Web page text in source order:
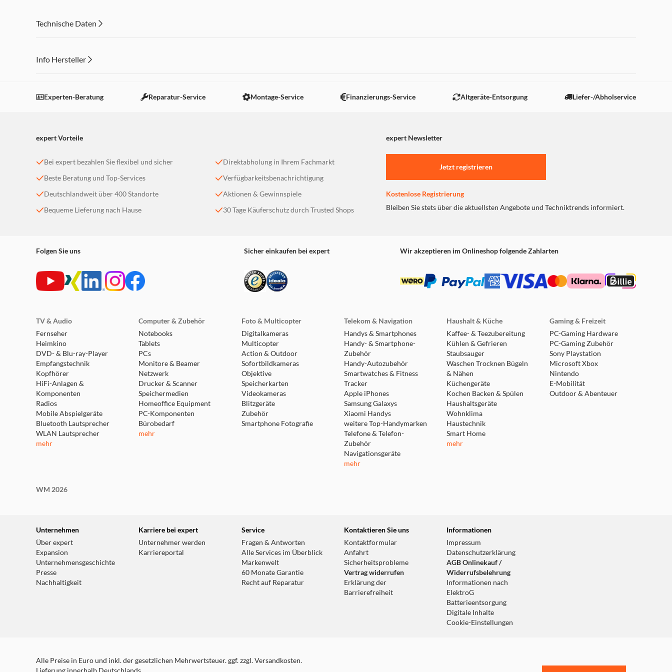
Angeschlossene Geräte sind nicht mehr geschützt
Technische Daten
Info Hersteller
Einstellungen anpassen
Experten-Beratung Reparatur-Service Montage-Service Finanzierungs-Service Altgeräte-Entsorgung Liefer-/Abholservice
expert Vorteile expert Newsletter
Bei expert bezahlen Sie flexibel und sicher
Beste Beratung und Top-Services
Deutschlandweit über 400 Standorte
Bequeme Lieferung nach Hause
Direktabholung in Ihrem Fachmarkt
Verfügbarkeitsbenachrichtigung
Aktionen & Gewinnspiele
30 Tage Käuferschutz durch Trusted Shops
Jetzt registrieren
Kostenlose Registrierung
Bleiben Sie stets über die aktuellsten Angebote und Techniktrends informiert.
Folgen Sie uns Sicher einkaufen bei expert Wir akzeptieren im Onlineshop folgende Zahlarten
TV & Audio
Fernseher
Heimkino
DVD- & Blu-ray-Player
Empfangstechnik
Kopfhörer
HiFi-Anlagen &
Komponenten
Radios
Mobile Abspielgeräte
Bluetooth Lautsprecher
WLAN Lautsprecher
mehr
Computer & Zubehör
Notebooks
Tablets
PCs
Monitore & Beamer
Netzwerk
Drucker & Scanner
Speichermedien
Homeoffice Equipment
PC-Komponenten
Bürobedarf
mehr
Foto & Multicopter
Digitalkameras
Multicopter
Action & Outdoor
Sofortbildkameras
Objektive
Speicherkarten
Videokameras
Blitzgeräte
Zubehör
Smartphone Fotografie
Telekom & Navigation
Handys & Smartphones
Handy- & Smartphone-
Zubehör
Handy-Autozubehör
Smartwatches & Fitness
Tracker
Apple iPhones
Samsung Galaxys
Xiaomi Handys
weitere Top-Handymarken
Telefone & Telefon-
Zubehör
Navigationsgeräte
mehr
Haushalt & Küche
Kaffee- & Teezubereitung
Kühlen & Gefrieren
Staubsauger
Waschen Trocknen Bügeln
& Nähen
Küchengeräte
Kochen Backen & Spülen
Haushaltsgeräte
Wohnklima
Haustechnik
Smart Home
mehr
Gaming & Freizeit
PC-Gaming Hardware
PC-Gaming Zubehör
Sony Playstation
Microsoft Xbox
Nintendo
E-Mobilität
Outdoor & Abenteuer
WM 2026
Unternehmen
Über expert
Expansion
Unternehmensgeschichte
Presse
Nachhaltigkeit
Karriere bei expert
Unternehmer werden
Karriereportal
Service
Fragen & Antworten
Alle Services im Überblick
Markenwelt
60 Monate Garantie
Recht auf Reparatur
Kontaktieren Sie uns
Kontaktformular
Anfahrt
Sicherheitsprobleme
Vertrag widerrufen
Erklärung der
Barrierefreiheit
Informationen
Impressum
Datenschutzerklärung
AGB Onlinekauf /
Widerrufsbelehrung
Informationen nach
ElektroG
Batterieentsorgung
Digitale Inhalte
Cookie-Einstellungen
Alle Preise in Euro und inkl. der gesetzlichen Mehrwertsteuer. ggf. zzgl. Versandkosten.
Lieferung innerhalb Deutschlands.